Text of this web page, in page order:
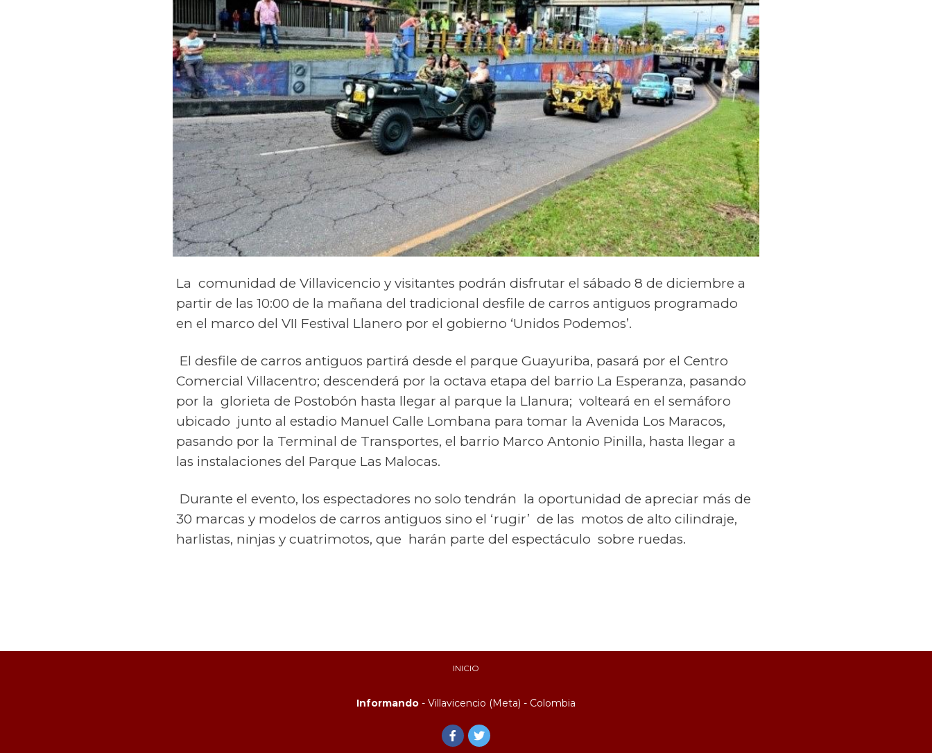
La comunidad de Villavicencio y visitantes podrán disfrutar el sábado 8 de diciembre a
partir de las 10:00 de la mañana del tradicional desfile de carros antiguos programado
en el marco del VII Festival Llanero por el gobierno ‘Unidos Podemos’.
El desfile de carros antiguos partirá desde el parque Guayuriba, pasará por el Centro
Comercial Villacentro; descenderá por la octava etapa del barrio La Esperanza, pasando
por la glorieta de Postobón hasta llegar al parque la Llanura; volteará en el semáforo
ubicado junto al estadio Manuel Calle Lombana para tomar la Avenida Los Maracos,
pasando por la Terminal de Transportes, el barrio Marco Antonio Pinilla, hasta llegar a
las instalaciones del Parque Las Malocas.
Durante el evento, los espectadores no solo tendrán la oportunidad de apreciar más de
30 marcas y modelos de carros antiguos sino el ‘rugir’ de las motos de alto cilindraje,
harlistas, ninjas y cuatrimotos, que harán parte del espectáculo sobre ruedas.
INICIO
Informando - Villavicencio (Meta) - Colombia